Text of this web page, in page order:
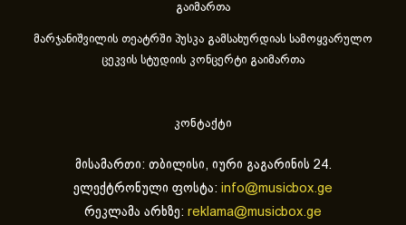
გაიმართა
მარჯანიშვილის თეატრში პუსკა გამსახურდიას სამოყვარულო
ცეკვის სტუდიის კონცერტი გაიმართა
კონტაქტი
მისამართი: თბილისი, იური გაგარინის 24.
ელექტრონული ფოსტა: info@musicbox.ge
რეკლამა არხზე: reklama@musicbox.ge